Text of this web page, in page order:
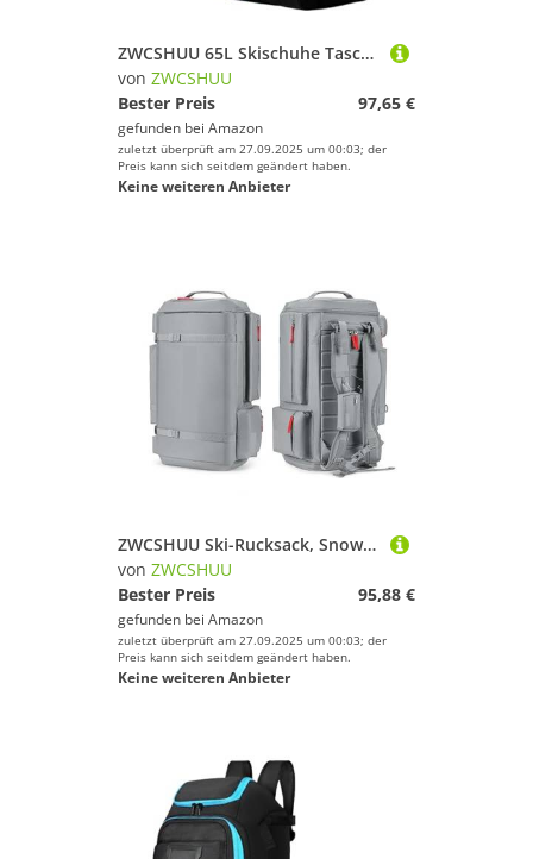
ZWCSHUU 65L Skischuhe Tasche Rucksack Ski Hand Tragetasche Bergsteigen Snowboard Große Kapazität Skistiefel Rucksack(Blue)
von ZWCSHUU
Bester Preis
97,65 €
gefunden bei Amazon
zuletzt überprüft am 27.09.2025 um 00:03; der
Preis kann sich seitdem geändert haben.
Keine weiteren Anbieter
ZWCSHUU Ski-Rucksack, Snowboard-Tasche, 55 l, große Kapazität, wasserdichte Tasche for Skischuhe, Verstellbarer wasserdichter Snowboard-Rucksack Skistiefel Rucksack(Gray)
von ZWCSHUU
Bester Preis
95,88 €
gefunden bei Amazon
zuletzt überprüft am 27.09.2025 um 00:03; der
Preis kann sich seitdem geändert haben.
Keine weiteren Anbieter